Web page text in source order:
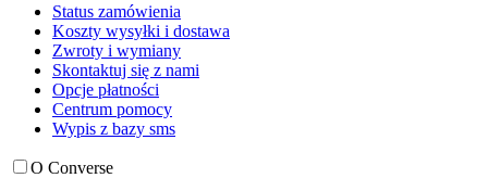
Status zamówienia
Koszty wysyłki i dostawa
Zwroty i wymiany
Skontaktuj się z nami
Opcje płatności
Centrum pomocy
Wypis z bazy sms
O Converse